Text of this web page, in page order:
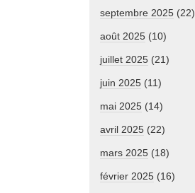
septembre 2025 (22)
août 2025 (10)
juillet 2025 (21)
juin 2025 (11)
mai 2025 (14)
avril 2025 (22)
mars 2025 (18)
février 2025 (16)